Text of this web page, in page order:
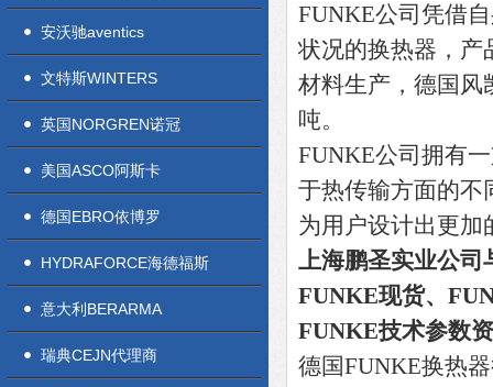
安沃驰aventics
文特斯WINTERS
英国NORGREN诺冠
美国ASCO阿斯卡
德国EBRO依博罗
HYDRAFORCE海德福斯
意大利BERARMA
瑞典CEJN代理商
FUNKE公司凭借
状况的换热器，产
材料生产，德国风
吨。
FUNKE公司拥有
于热传输方面的不
为用户设计出更加
上海鹏圣实业公司
FUNKE现货、
FUNKE技术参数
德国FUNKE换热